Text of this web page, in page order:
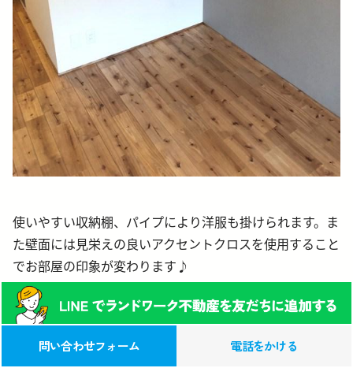
使いやすい収納棚、パイプにより洋服も掛けられます。ま
た壁面には見栄えの良いアクセントクロスを使用すること
でお部屋の印象が変わります♪
0120-039-315
（営業時間 9:00-17:00）
この物件への
お問い合わせ(無料)
問い合わせフォーム 電話をかける